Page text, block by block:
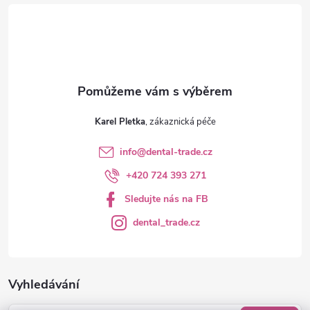
Vyhledávání
Karel Pletka
info@dental-trade.cz
+420 724 393 271
Sledujte nás na FB
dental_trade.cz